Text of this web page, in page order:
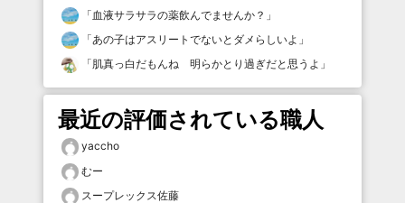
「血液サラサラの薬飲んでませんか？ 」
「あの子はアスリートでないとダメらしいよ 」
「肌真っ白だもんね 明らかとり過ぎだと思うよ 」
最近の評価されている職人
yaccho
むー
スープレックス佐藤